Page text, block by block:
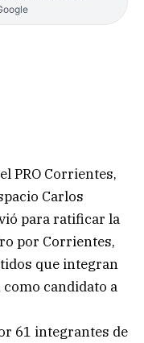
PRO Corrientes,
Carlos
para ratificar la
por Corrientes,
que integran
candidato a
61 integrantes de